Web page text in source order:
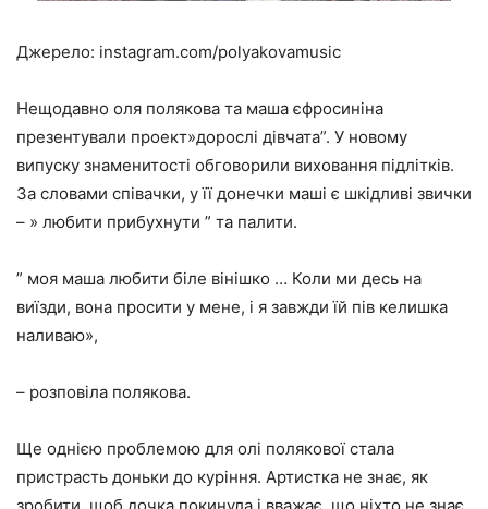
Джерело: instagram.com/polyakovamusic
Нещодавно оля полякова та маша єфросиніна
презентували проект»дорослі дівчата”. У новому
випуску знаменитості обговорили виховання підлітків.
За словами співачки, у її донечки маші є шкідливі звички
– » любити прибухнути ” та палити.
” моя маша любити біле вінішко … Коли ми десь на
виїзди, вона просити у мене, і я завжди їй пів келишка
наливаю»,
– розповіла полякова.
Ще однією проблемою для олі полякової стала
пристрасть доньки до куріння. Артистка не знає, як
зробити, щоб дочка покинула і вважає, що ніхто не знає.